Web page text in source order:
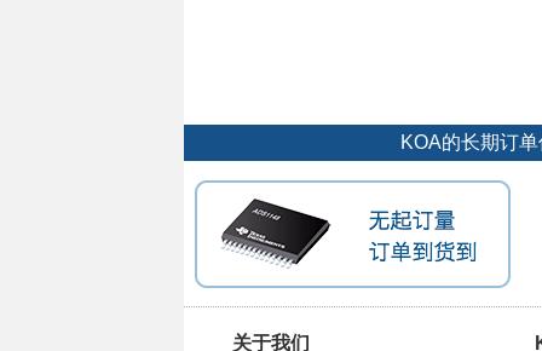
KOA的长期订
关于我们